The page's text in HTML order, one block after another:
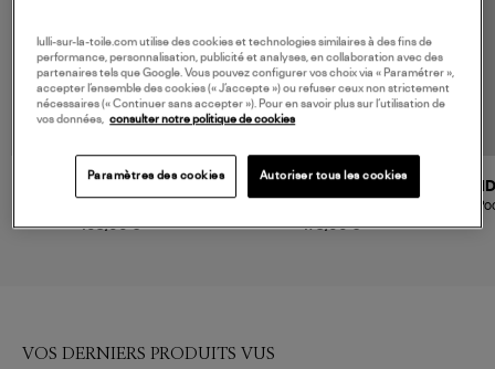
105,00 € 175,00 €
VOS DERNIERS PRODUITS VUS
lulli-sur-la-toile.com utilise des cookies et technologies similaires à des fins de
performance, personnalisation, publicité et analyses, en collaboration avec des
partenaires tels que Google. Vous pouvez configurer vos choix via « Paramétrer »,
accepter l’ensemble des cookies (« J’accepte ») ou refuser ceux non strictement
nécessaires (« Continuer sans accepter »). Pour en savoir plus sur l’utilisation de
vos données,
consulter notre politique de cookies
Paramètres des cookies Autoriser tous les cookies